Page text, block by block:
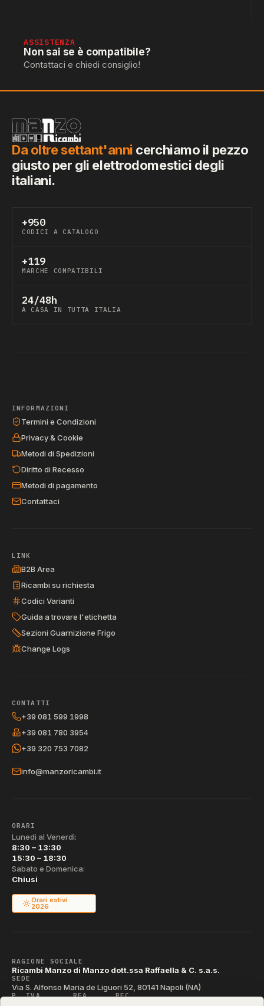
ASSISTENZA
Non sai se è compatibile?
Contattaci e chiedi consiglio!
Da oltre settant'anni cerchiamo il pezzo
giusto per gli elettrodomestici degli
italiani.
+950
CODICI A CATALOGO
+119
MARCHE COMPATIBILI
24/48h
A CASA IN TUTTA ITALIA
INFORMAZIONI
Termini e Condizioni
Privacy & Cookie
Metodi di Spedizioni
Diritto di Recesso
Metodi di pagamento
Contattaci
LINK
B2B Area
Ricambi su richiesta
Codici Varianti
Guida a trovare l'etichetta
Sezioni Guarnizione Frigo
Change Logs
CONTATTI
+39 081 599 1998
+39 081 780 3954
+39 320 753 7082
info@manzoricambi.it
ORARI
Lunedì al Venerdì:
8:30 – 13:30
15:30 – 18:30
Sabato e Domenica:
Chiusi
Orari estivi
2026
RAGIONE SOCIALE
Ricambi Manzo di Manzo dott.ssa Raffaella & C. s.a.s.
SEDE
Via S. Alfonso Maria de Liguori 52, 80141 Napoli (NA)
P. IVA REA PEC